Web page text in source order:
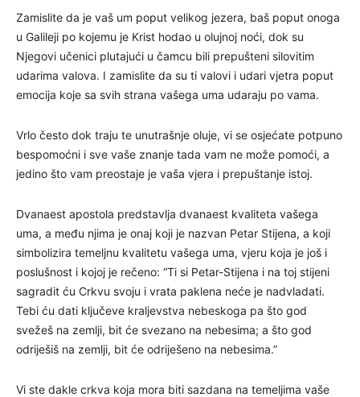
Zamislite da je vaš um poput velikog jezera, baš poput onoga
u Galileji po kojemu je Krist hodao u olujnoj noći, dok su
Njegovi učenici plutajući u čamcu bili prepušteni silovitim
udarima valova. I zamislite da su ti valovi i udari vjetra poput
emocija koje sa svih strana vašega uma udaraju po vama.
Vrlo često dok traju te unutrašnje oluje, vi se osjećate potpuno
bespomoćni i sve vaše znanje tada vam ne može pomoći, a
jedino što vam preostaje je vaša vjera i prepuštanje istoj.
Dvanaest apostola predstavlja dvanaest kvaliteta vašega
uma, a među njima je onaj koji je nazvan Petar Stijena, a koji
simbolizira temeljnu kvalitetu vašega uma, vjeru koja je još i
poslušnost i kojoj je rečeno: “Ti si Petar-Stijena i na toj stijeni
sagradit ću Crkvu svoju i vrata paklena neće je nadvladati.
Tebi ću dati ključeve kraljevstva nebeskoga pa što god
svežeš na zemlji, bit će svezano na nebesima; a što god
odriješiš na zemlji, bit će odriješeno na nebesima.”
Vi ste dakle crkva koja mora biti sazdana na temeljima vaše